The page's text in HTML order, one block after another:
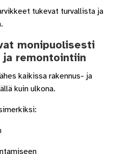
tukevat turvallista ja
monipuolisesti
ja remontointiin
kaikissa rakennus- ja
kuin ulkona.